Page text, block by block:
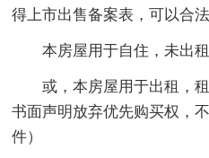
得上市出售备案表，可以合法
本房屋用于自住，未出
或，本房屋用于出租，
书面声明放弃优先购买权，
件）